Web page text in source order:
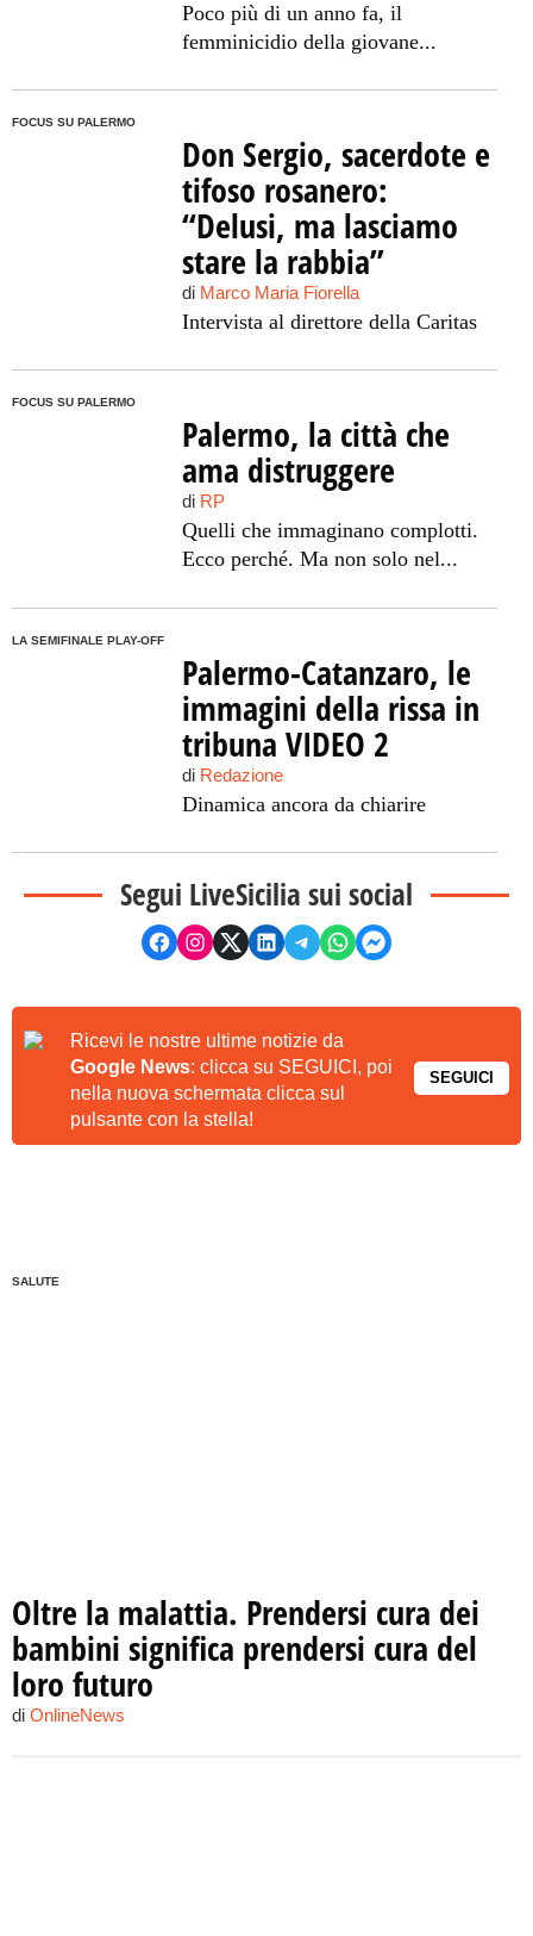
Poco più di un anno fa, il
femminicidio della giovane...
FOCUS SU PALERMO
Don Sergio, sacerdote e
tifoso rosanero:
“Delusi, ma lasciamo
stare la rabbia”
di Marco Maria Fiorella
Intervista al direttore della Caritas
FOCUS SU PALERMO
Palermo, la città che
ama distruggere
di RP
Quelli che immaginano complotti.
Ecco perché. Ma non solo nel...
LA SEMIFINALE PLAY-OFF
Palermo-Catanzaro, le
immagini della rissa in
tribuna VIDEO 2
di Redazione
Dinamica ancora da chiarire
Segui LiveSicilia sui social
Ricevi le nostre ultime notizie da
Google News: clicca su SEGUICI, poi
nella nuova schermata clicca sul
pulsante con la stella!
SEGUICI
SALUTE
Oltre la malattia. Prendersi cura dei
bambini significa prendersi cura del
loro futuro
di OnlineNews